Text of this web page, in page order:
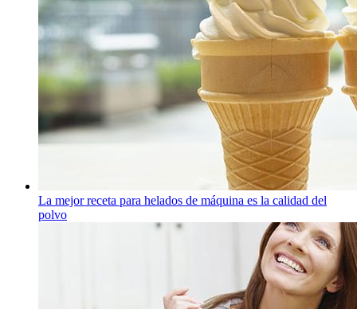
La mejor receta para helados de máquina es la calidad del
polvo